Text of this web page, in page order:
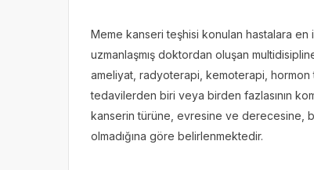
Meme kanseri teşhisi konulan hastalara en
uzmanlaşmış doktordan oluşan
ameliyat, radyoterapi, kemoterapi,
tedavilerden biri veya birden fazlasının
kanserin türüne, evresine ve derecesine,
olmadığına göre belirlenmektedir.